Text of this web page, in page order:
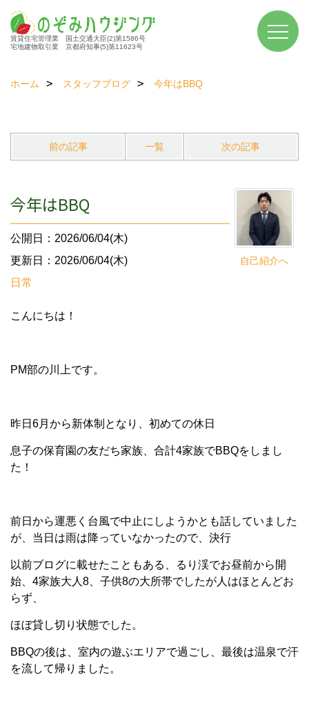
賃貸住宅管理業 国土交通大臣(2)第1586号
宅地建物取引業 京都府知事(5)第11623号
ホーム スタッフブログ 今年はBBQ
前の記事 一覧 次の記事
自己紹介へ
今年はBBQ
公開日：2026/06/04(木)
更新日：2026/06/04(木)
日常
こんにちは！
PM部の川上です。
昨日6月から新体制となり、初めての休日
息子の保育園の友だち家族、合計4家族でBBQをしまし
た！
前日から運悪く台風で中止にしようかとも話していました
が、当日は雨は降っていなかったので、決行
以前ブログに載せたこともある、るり渓でお昼前から開
始、4家族大人8、子供8の大所帯でしたが人はほとんどお
らず、
ほぼ貸し切り状態でした。
BBQの後は、室内の遊ぶエリアで過ごし、最後は温泉で汗
を流して帰りました。